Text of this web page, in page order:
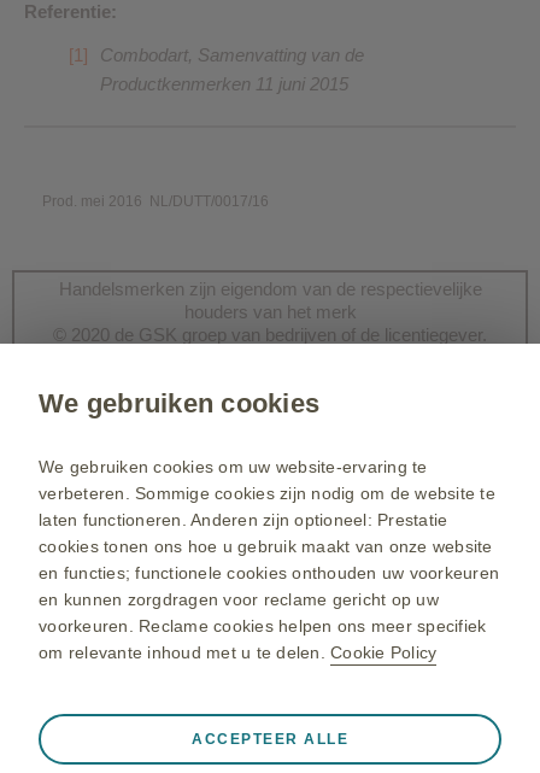
Referentie:
Combodart, Samenvatting van de
Productkenmerken 11 juni 2015
Prod. mei 2016 NL/DUTT/0017/16
Handelsmerken zijn eigendom van de respectievelijke
houders van het merk
© 2020 de GSK groep van bedrijven of de licentiegever.
Heeft u een vraag?
Neem contact op
www.nl.gsk.com
Gebruiksvoorwaarden
GSK Privacycentrum
We gebruiken cookies
We gebruiken cookies om uw website-ervaring te
verbeteren. Sommige cookies zijn nodig om de website te
laten functioneren. Anderen zijn optioneel: Prestatie
cookies tonen ons hoe u gebruik maakt van onze website
en functies; functionele cookies onthouden uw voorkeuren
en kunnen zorgdragen voor reclame gericht op uw
voorkeuren. Reclame cookies helpen ons meer specifiek
om relevante inhoud met u te delen. Cookie Policy
❮
ACCEPTEER ALLE